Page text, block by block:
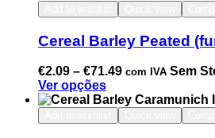
Cereal Barley Peated
€2.09 – €71.49 com IVA Sem
Ver opções